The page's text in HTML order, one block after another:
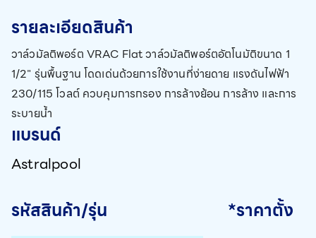
รายละเอียดสินค้า
วาล์วมัลติพอร์ต VRAC Flat วาล์วมัลติพอร์ตอัตโนมัติขนาด 1
1/2" รุ่นพื้นฐาน โดดเด่นด้วยการใช้งานที่ง่ายดาย แรงดันไฟฟ้า
230/115 โวลต์ ควบคุมการกรอง การล้างย้อน การล้าง และการ
ระบายน้ำ
แบรนด์
Astralpool
รหัสสินค้า/รุ่น *ราคาตั้ง